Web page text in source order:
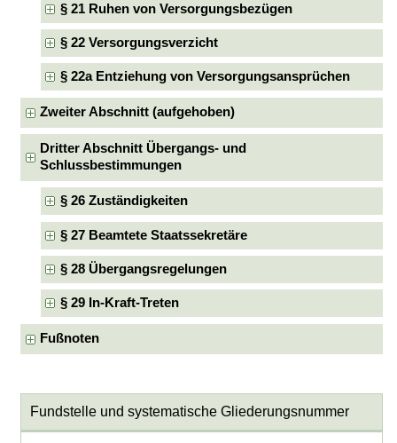
§ 21 Ruhen von Versorgungsbezügen
§ 22 Versorgungsverzicht
§ 22a Entziehung von Versorgungsansprüchen
Zweiter Abschnitt (aufgehoben)
Dritter Abschnitt Übergangs- und
Schlussbestimmungen
§ 26 Zuständigkeiten
§ 27 Beamtete Staatssekretäre
§ 28 Übergangsregelungen
§ 29 In-Kraft-Treten
Fußnoten
Fundstelle und systematische Gliederungsnummer